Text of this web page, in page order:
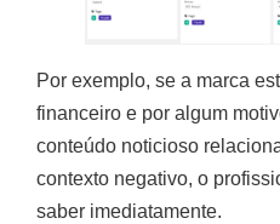
Por exemplo, se a marca
financeiro e por algum
conteúdo noticioso
contexto negativo, o
saber imediatamente.